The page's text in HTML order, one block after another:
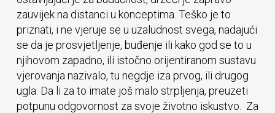
zauvijek na distanci u konceptima. Teško je to
priznati, i ne vjeruje se u uzaludnost svega, nadajući
se da je prosvjetljenje, buđenje ili kako god se to u
njihovom zapadno, ili istočno orijentiranom sustavu
vjerovanja nazivalo, tu negdje iza prvog, ili drugog
ugla. Da li za to imate još malo strpljenja, preuzeti
potpunu odgovornost za svoje životno iskustvo. Za